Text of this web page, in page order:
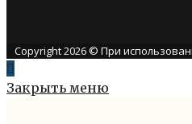
Copyright 2026 © При
Закрыть меню